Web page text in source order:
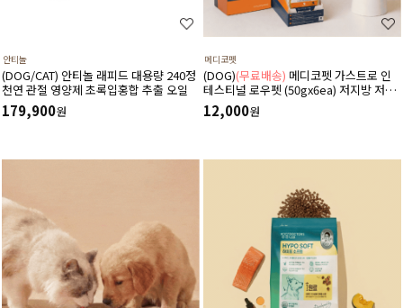
안티놀
(DOG/CAT) 안티놀 래피드 대용량 240정
천연 관절 영양제 초록입홍합 추출 오일
179,900원
메디코펫
(DOG)(무료배송) 메디코펫 가스트로 인
테스티널 로우펫 (50gx6ea) 저지방 저단
백 췌장염 고지혈증에 도움 주는 처방 습
식 캔 보조식
12,000원